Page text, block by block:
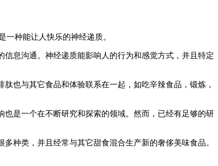
种能让人快乐的神经递质。
息沟通。神经递质能影响人的行为和感觉方式，并且特定
也与其它食品和体验联系在一起，如吃辛辣食品，锻炼，
是一个在不断研究和探索的领域。然而，已经有足够的研
种类，并且经常与其它甜食混合生产新的奢侈美味食品。